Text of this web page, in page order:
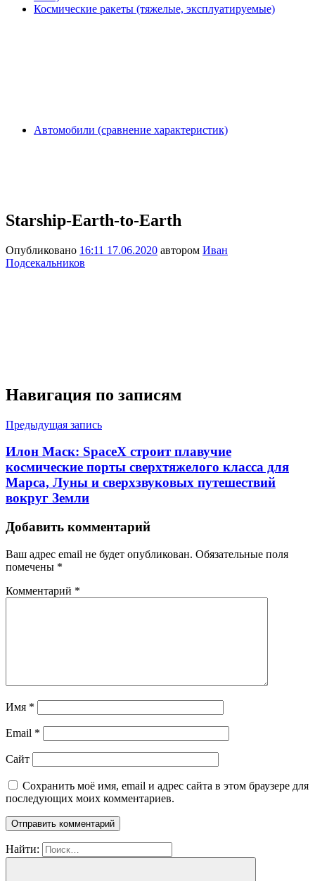
Космические ракеты (тяжелые, эксплуатируемые)
Автомобили (сравнение характеристик)
Starship-Earth-to-Earth
Опубликовано 16:11 17.06.2020 автором Иван
Подсекальников
Навигация по записям
Предыдущая запись
Илон Маск: SpaceX строит плавучие
космические порты сверхтяжелого класса для
Марса, Луны и сверхзвуковых путешествий
вокруг Земли
Добавить комментарий
Ваш адрес email не будет опубликован. Обязательные поля
помечены *
Комментарий *
Имя *
Email *
Сайт
Сохранить моё имя, email и адрес сайта в этом браузере для
последующих моих комментариев.
Найти: